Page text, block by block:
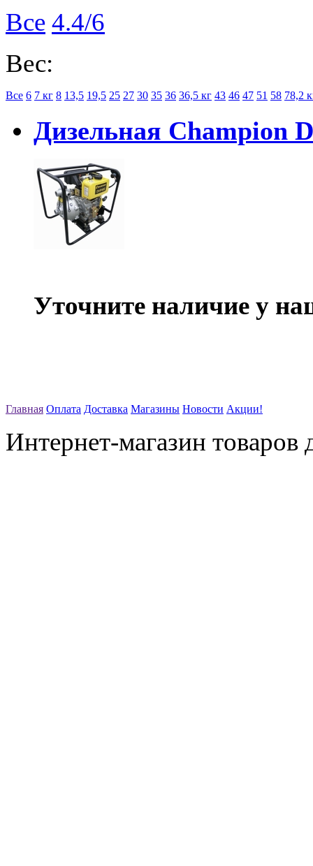
Все 4.4/6
Вес:
Все 6 7 кг 8 13,5 19,5 25 27 30 35 36 36,5 кг 43 46 47 51 58 78,2
Дизельная Champion
Уточните наличие у
Главная Оплата Доставка Магазины Новости Акции!
Интернет-магазин